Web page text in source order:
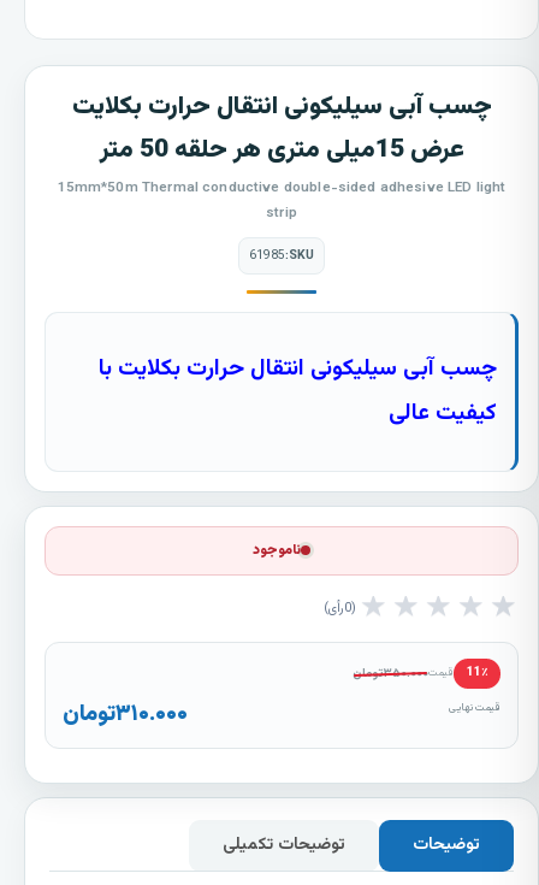
ناموجود
★ ★ ★ ★ ★
0رأی
11٪ قیمت۳۵۰.۰۰۰تومان
قیمت نهایی ۳۱۰.۰۰۰تومان
چسب آبی سیلیکونی انتقال حرارت بکلایت
عرض 15میلی متری هر حلقه 50 متر
15mm*50m Thermal conductive double-sided adhesive LED light
strip
SKU:
61985
چسب آبی سیلیکونی انتقال حرارت بکلایت با
کیفیت عالی
توضیحات توضیحات تکمیلی